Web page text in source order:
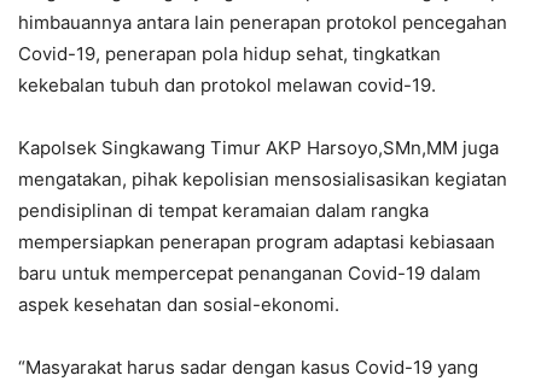
himbauannya antara lain penerapan protokol pencegahan
Covid-19, penerapan pola hidup sehat, tingkatkan
kekebalan tubuh dan protokol melawan covid-19.
Kapolsek Singkawang Timur AKP Harsoyo,SMn,MM juga
mengatakan, pihak kepolisian mensosialisasikan kegiatan
pendisiplinan di tempat keramaian dalam rangka
mempersiapkan penerapan program adaptasi kebiasaan
baru untuk mempercepat penanganan Covid-19 dalam
aspek kesehatan dan sosial-ekonomi.
“Masyarakat harus sadar dengan kasus Covid-19 yang